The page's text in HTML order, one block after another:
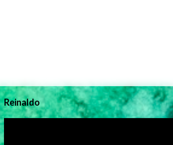
Reinaldo